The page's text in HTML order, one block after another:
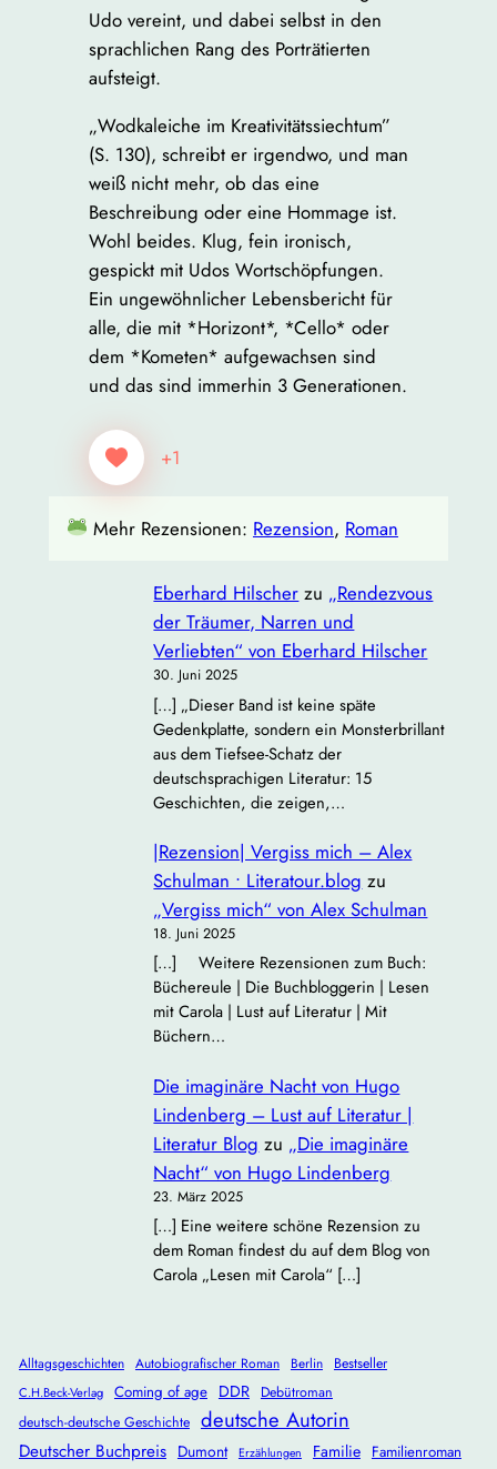
Udo vereint, und dabei selbst in den
sprachlichen Rang des Porträtierten
aufsteigt.
„Wodkaleiche im Kreativitätssiechtum”
(S. 130), schreibt er irgendwo, und man
weiß nicht mehr, ob das eine
Beschreibung oder eine Hommage ist.
Wohl beides. Klug, fein ironisch,
gespickt mit Udos Wortschöpfungen.
Ein ungewöhnlicher Lebensbericht für
alle, die mit *Horizont*, *Cello* oder
dem *Kometen* aufgewachsen sind
und das sind immerhin 3 Generationen.
+1
Mehr Rezensionen: Rezension, Roman
Eberhard Hilscher zu „Rendezvous
der Träumer, Narren und
Verliebten“ von Eberhard Hilscher
30. Juni 2025
[…] „Dieser Band ist keine späte
Gedenkplatte, sondern ein Monsterbrillant
aus dem Tiefsee‐Schatz der
deutschsprachigen Literatur: 15
Geschichten, die zeigen,…
|Rezension| Vergiss mich – Alex
Schulman • Literatour.blog zu
„Vergiss mich“ von Alex Schulman
18. Juni 2025
[…] Weitere Rezensionen zum Buch:
Büchereule | Die Buchbloggerin | Lesen
mit Carola | Lust auf Literatur | Mit
Büchern…
Die imaginäre Nacht von Hugo
Lindenberg – Lust auf Literatur |
Literatur Blog zu „Die imaginäre
Nacht“ von Hugo Lindenberg
23. März 2025
[…] Eine weitere schöne Rezension zu
dem Roman findest du auf dem Blog von
Carola „Lesen mit Carola“ […]
Alltagsgeschichten Autobiografischer Roman Berlin Bestseller
C.H.Beck-Verlag Coming of age DDR
Debütroman
deutsch-deutsche Geschichte deutsche Autorin
Deutscher Buchpreis Dumont Erzählungen Familie Familienroman